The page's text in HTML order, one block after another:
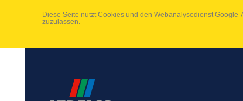
Diese Seite nutzt Cookies und den Webanalysedienst
zuzulassen.